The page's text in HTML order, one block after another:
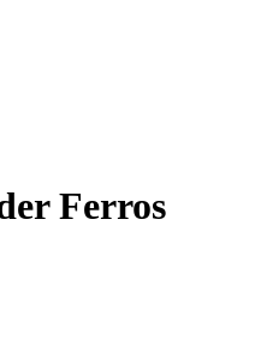
Ferros